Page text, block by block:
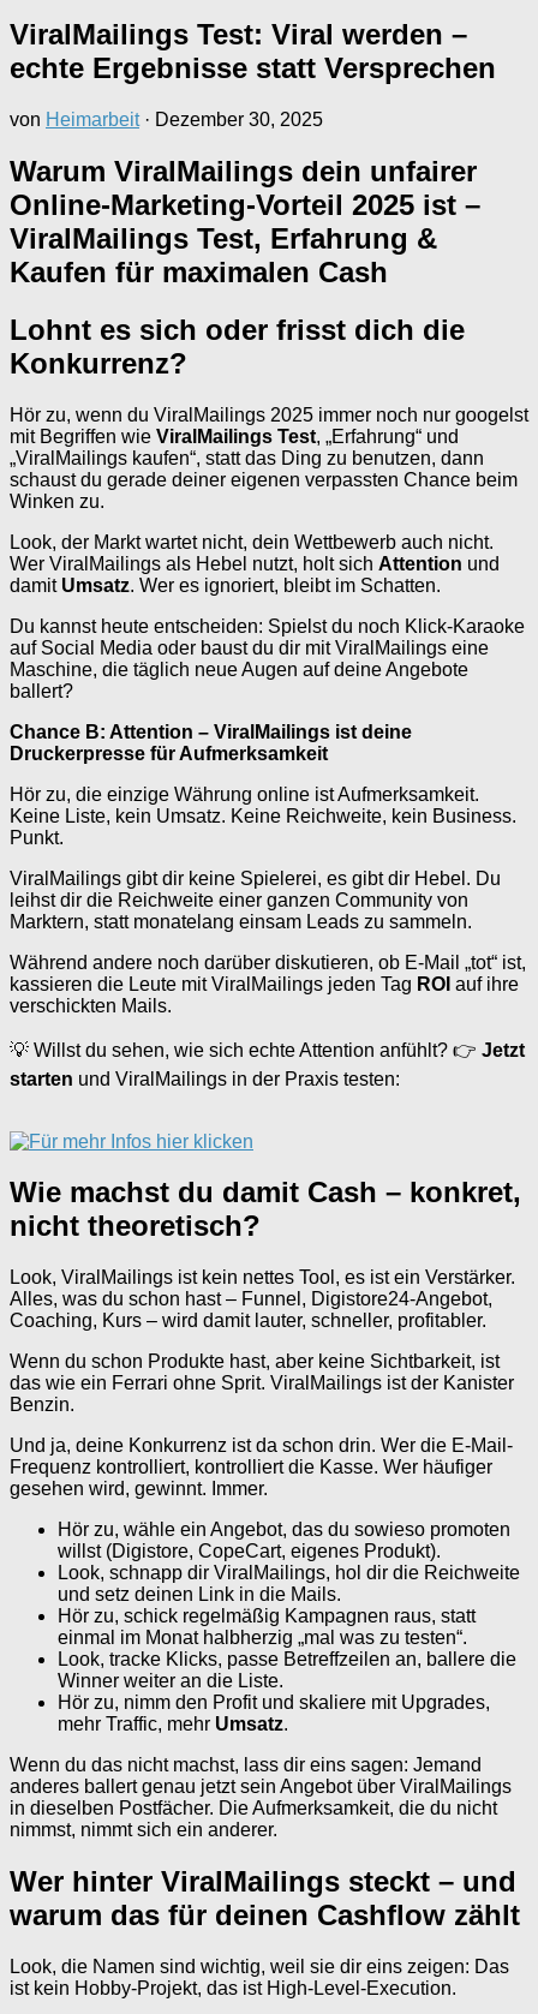
ViralMailings Test: Viral werden –
echte Ergebnisse statt Versprechen
von Heimarbeit · Dezember 30, 2025
Warum ViralMailings dein unfairer
Online-Marketing-Vorteil 2025 ist –
ViralMailings Test, Erfahrung &
Kaufen für maximalen Cash
Lohnt es sich oder frisst dich die
Konkurrenz?
Hör zu, wenn du ViralMailings 2025 immer noch nur googelst
mit Begriffen wie ViralMailings Test, „Erfahrung“ und
„ViralMailings kaufen“, statt das Ding zu benutzen, dann
schaust du gerade deiner eigenen verpassten Chance beim
Winken zu.
Look, der Markt wartet nicht, dein Wettbewerb auch nicht.
Wer ViralMailings als Hebel nutzt, holt sich Attention und
damit Umsatz. Wer es ignoriert, bleibt im Schatten.
Du kannst heute entscheiden: Spielst du noch Klick-Karaoke
auf Social Media oder baust du dir mit ViralMailings eine
Maschine, die täglich neue Augen auf deine Angebote
ballert?
Chance B: Attention – ViralMailings ist deine
Druckerpresse für Aufmerksamkeit
Hör zu, die einzige Währung online ist Aufmerksamkeit.
Keine Liste, kein Umsatz. Keine Reichweite, kein Business.
Punkt.
ViralMailings gibt dir keine Spielerei, es gibt dir Hebel. Du
leihst dir die Reichweite einer ganzen Community von
Marktern, statt monatelang einsam Leads zu sammeln.
Während andere noch darüber diskutieren, ob E-Mail „tot“ ist,
kassieren die Leute mit ViralMailings jeden Tag ROI auf ihre
verschickten Mails.
💡 Willst du sehen, wie sich echte Attention anfühlt? 👉 Jetzt
starten und ViralMailings in der Praxis testen:
Wie machst du damit Cash – konkret,
nicht theoretisch?
Look, ViralMailings ist kein nettes Tool, es ist ein Verstärker.
Alles, was du schon hast – Funnel, Digistore24-Angebot,
Coaching, Kurs – wird damit lauter, schneller, profitabler.
Wenn du schon Produkte hast, aber keine Sichtbarkeit, ist
das wie ein Ferrari ohne Sprit. ViralMailings ist der Kanister
Benzin.
Und ja, deine Konkurrenz ist da schon drin. Wer die E-Mail-
Frequenz kontrolliert, kontrolliert die Kasse. Wer häufiger
gesehen wird, gewinnt. Immer.
Hör zu, wähle ein Angebot, das du sowieso promoten
willst (Digistore, CopeCart, eigenes Produkt).
Look, schnapp dir ViralMailings, hol dir die Reichweite
und setz deinen Link in die Mails.
Hör zu, schick regelmäßig Kampagnen raus, statt
einmal im Monat halbherzig „mal was zu testen“.
Look, tracke Klicks, passe Betreffzeilen an, ballere die
Winner weiter an die Liste.
Hör zu, nimm den Profit und skaliere mit Upgrades,
mehr Traffic, mehr Umsatz.
Wenn du das nicht machst, lass dir eins sagen: Jemand
anderes ballert genau jetzt sein Angebot über ViralMailings
in dieselben Postfächer. Die Aufmerksamkeit, die du nicht
nimmst, nimmt sich ein anderer.
Wer hinter ViralMailings steckt – und
warum das für deinen Cashflow zählt
Look, die Namen sind wichtig, weil sie dir eins zeigen: Das
ist kein Hobby-Projekt, das ist High-Level-Execution.